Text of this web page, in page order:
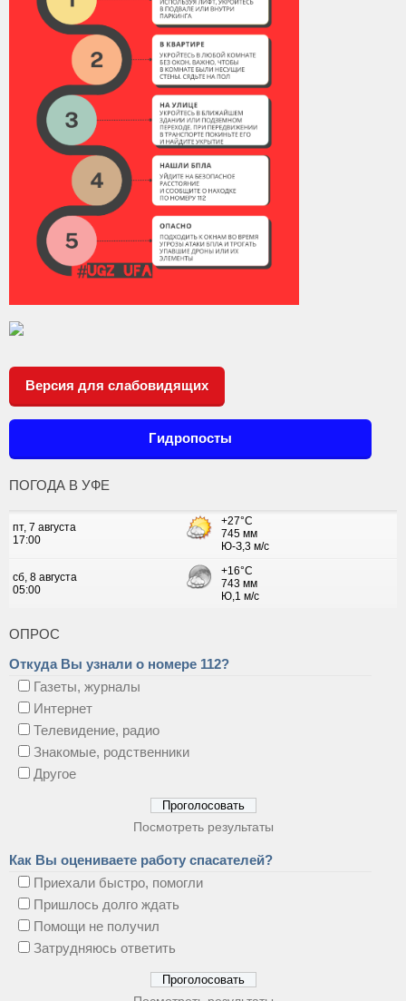
Версия для слабовидящих
Гидропосты
ПОГОДА В УФЕ
ОПРОС
Откуда Вы узнали о номере 112?
Газеты, журналы
Интернет
Телевидение, радио
Знакомые, родственники
Другое
Посмотреть результаты
Как Вы оцениваете работу спасателей?
Приехали быстро, помогли
Пришлось долго ждать
Помощи не получил
Затрудняюсь ответить